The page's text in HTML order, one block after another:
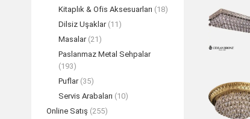
Kitaplık & Ofis Aksesuarları (18)
Dilsiz Uşaklar (11)
Masalar (21)
Paslanmaz Metal Sehpalar
(193)
Puflar (35)
Servis Arabaları (10)
Online Satış (255)